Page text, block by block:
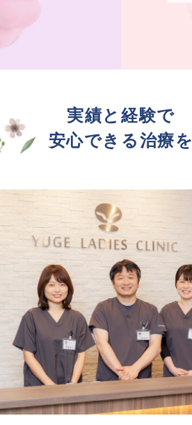
実績と経験で
安心できる治療を